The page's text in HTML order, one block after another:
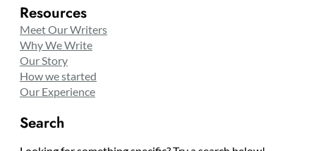
Resources
Meet Our Writers
Why We Write
Our Story
How we started
Our Experience
Search